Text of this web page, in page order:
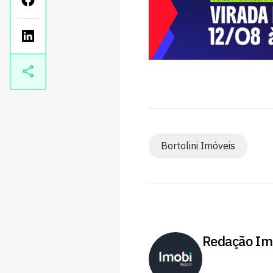
Bortolini Imóveis
Redação